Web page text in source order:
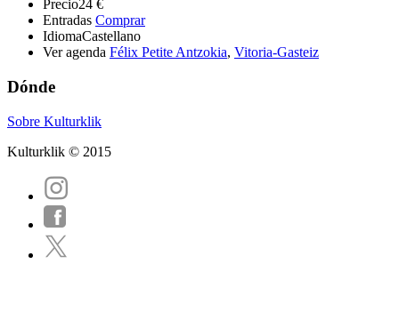
Precio24 €
Entradas Comprar
IdiomaCastellano
Ver agenda Félix Petite Antzokia, Vitoria-Gasteiz
Dónde
Sobre Kulturklik
Kulturklik © 2015